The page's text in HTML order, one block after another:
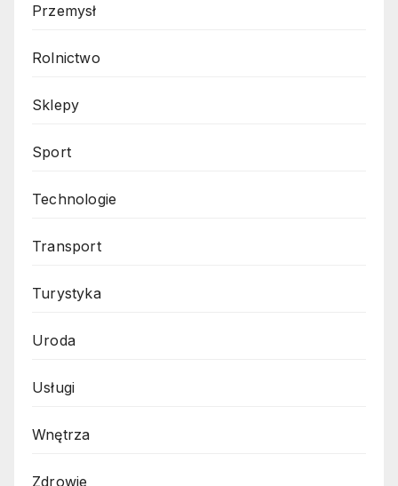
Przemysł
Rolnictwo
Sklepy
Sport
Technologie
Transport
Turystyka
Uroda
Usługi
Wnętrza
Zdrowie